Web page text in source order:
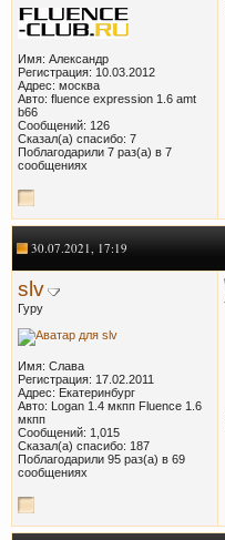
Имя: Александр
Регистрация: 10.03.2012
Адрес: москва
Авто: fluence expression 1.6 amt
b66
Сообщений: 126
Сказал(а) спасибо: 7
Поблагодарили 7 раз(а) в 7
сообщениях
30.07.2021, 17:19
slv
Гуру
Имя: Слава
Регистрация: 17.02.2011
Адрес: Екатеринбург
Авто: Logan 1.4 мкпп Fluence 1.6
мкпп
Сообщений: 1,015
Сказал(а) спасибо: 187
Поблагодарили 95 раз(а) в 69
сообщениях